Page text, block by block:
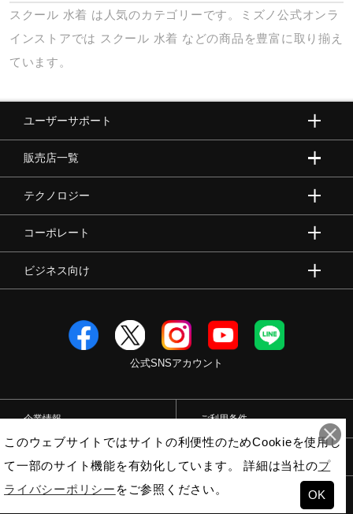
スクール 水着 は人気のカテゴリーです。ミズノ公式オンラ
インストアでは スクール 水着 などの商品を豊富に取り揃え
ています。
ユーザーサポート
販売店一覧
テクノロジー
コーポレート
ビジネス向け
公式SNSアカウント
企業情報 ご利用条件
© Mizuno Corporation OK
このウェブサイトではサイトの利便性のためCookieを使用し
て一部のサイト機能を有効化しています。 詳細は当社のプ
ライバシーポリシー をご参照ください。